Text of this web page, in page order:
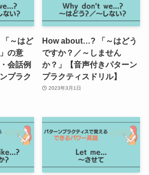
～はど
の意
会話例
プラク
How about…? 「～はどう
ですか？／～しません
か？」【音声付きパターン
プラクティスドリル】
2023年3月1日